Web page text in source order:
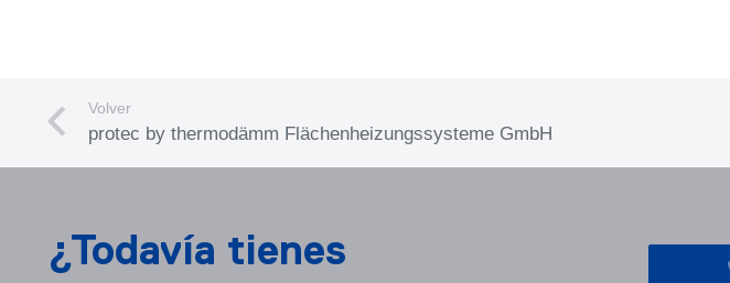
Volver
protec by thermodämm Flächenheizungssysteme GmbH
¿Todavía tienes